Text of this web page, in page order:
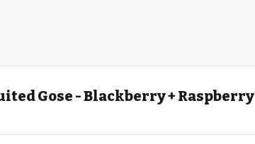
Gose - Blackberry + Raspberry